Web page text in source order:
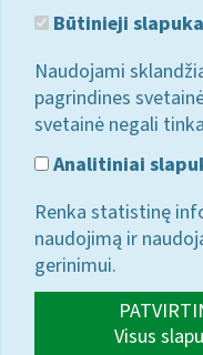
Būtinieji
Naudojami
pagrindines
svetainė negali
Analitiniai
Renka statistinę
naudojimą ir
gerinimui.
Visus